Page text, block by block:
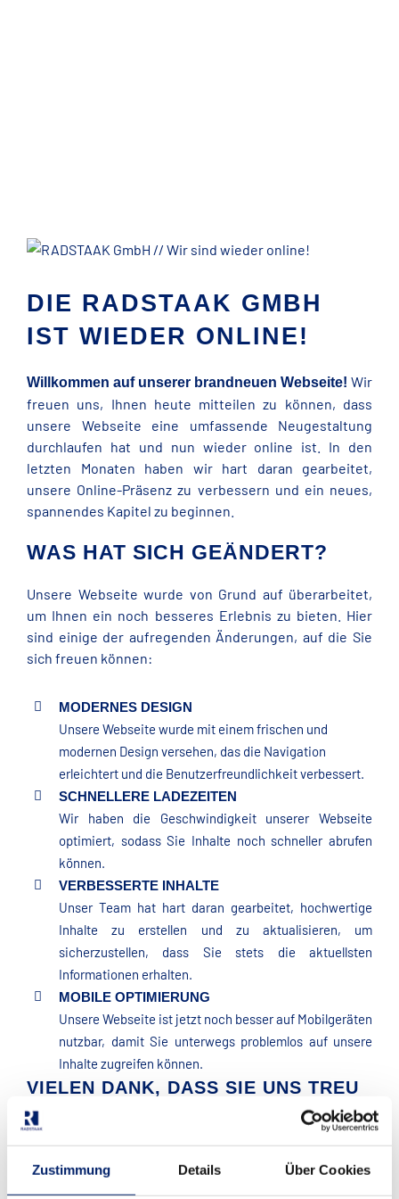
Zustimmung Details Über Cookies
Zeige
Bild
DIE RADSTAAK GMBH
IST WIEDER ONLINE!
Willkommen auf unserer brandneuen Webseite! Wir
freuen uns, Ihnen heute mitteilen zu können, dass
unsere Webseite eine umfassende Neugestaltung
durchlaufen hat und nun wieder online ist. In den
letzten Monaten haben wir hart daran gearbeitet,
unsere Online-Präsenz zu verbessern und ein neues,
spannendes Kapitel zu beginnen.
WAS HAT SICH GEÄNDERT?
Unsere Webseite wurde von Grund auf überarbeitet,
um Ihnen ein noch besseres Erlebnis zu bieten. Hier
sind einige der aufregenden Änderungen, auf die Sie
sich freuen können:
MODERNES DESIGN
Unsere Webseite wurde mit einem frischen und
modernen Design versehen, das die Navigation
erleichtert und die Benutzerfreundlichkeit verbessert.
SCHNELLERE LADEZEITEN
Wir haben die Geschwindigkeit unserer Webseite
optimiert, sodass Sie Inhalte noch schneller abrufen
können.
VERBESSERTE INHALTE
Unser Team hat hart daran gearbeitet, hochwertige
Inhalte zu erstellen und zu aktualisieren, um
sicherzustellen, dass Sie stets die aktuellsten
Informationen erhalten.
MOBILE OPTIMIERUNG
Unsere Webseite ist jetzt noch besser auf Mobilgeräten
nutzbar, damit Sie unterwegs problemlos auf unsere
Inhalte zugreifen können.
VIELEN DANK, DASS SIE UNS TREU
GEBLIEBEN SIND!
VonRADSTAAK GmbH 04.10.2023 | Allgemein